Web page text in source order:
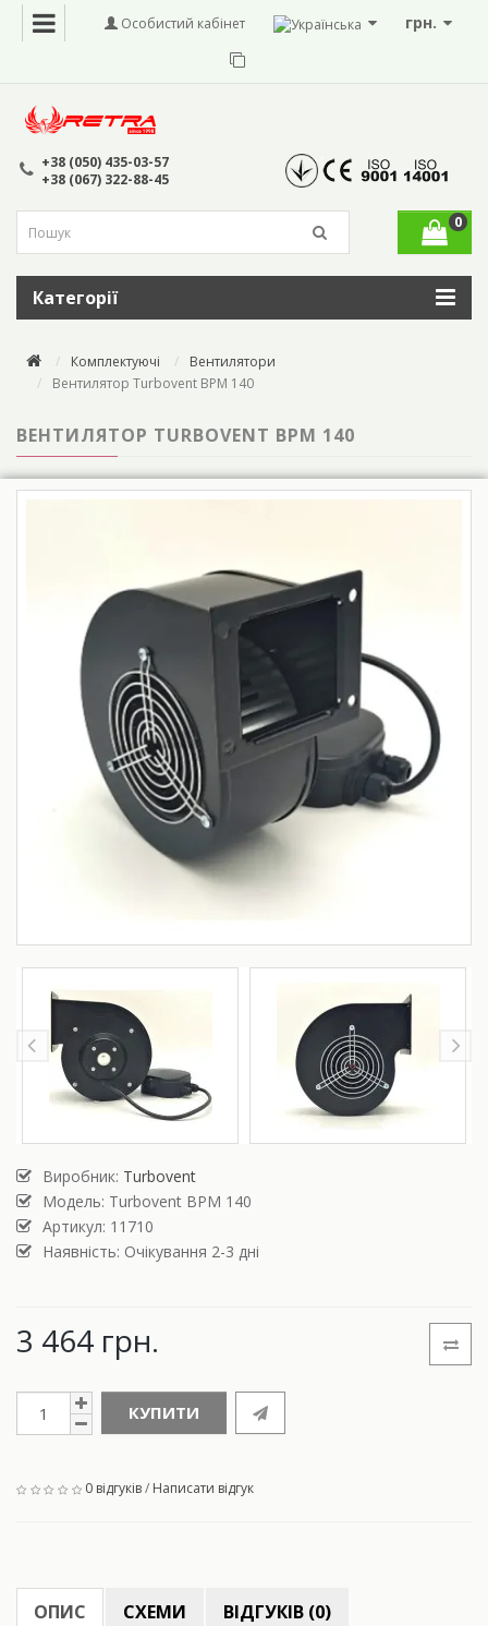
грн.
Особистий кабінет
+38 (050) 435-03-57
+38 (067) 322-88-45
0
Категорії
Комплектуючі
Вентилятори
Вентилятор Turbovent ВРМ 140
ВЕНТИЛЯТОР TURBOVENT ВРМ 140
Виробник: Turbovent
Модель: Turbovent ВРМ 140
Артикул: 11710
Наявність: Очікування 2-3 дні
3 464 грн.
КУПИТИ
0 відгуків/ Написати відгук
ОПИС СХЕМИ ВІДГУКІВ (0)